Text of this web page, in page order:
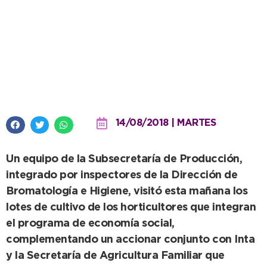
14/08/2018 | MARTES
Un equipo de la Subsecretaría de Producción,
integrado por inspectores de la Dirección de
Bromatología e Higiene, visitó esta mañana los
lotes de cultivo de los horticultores que integran
el programa de economía social,
complementando un accionar conjunto con Inta
y la Secretaría de Agricultura Familiar que